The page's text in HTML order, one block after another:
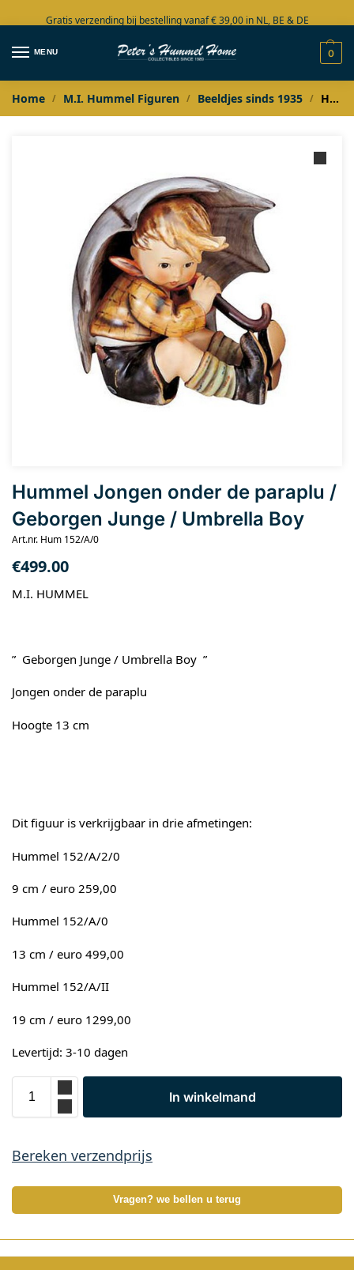
Gratis verzending bij bestelling vanaf € 39,00 in NL, BE & DE
Grote collectie in voorraad
MENU 0
Home / M.I. Hummel Figuren / Beeldjes sinds 1935 / Hummel Jongen onder de paraplu / Geborgen Junge / Umbrella Boy
Hummel Jongen onder de paraplu /
Geborgen Junge / Umbrella Boy
Art.nr. Hum 152/A/0
€499.00
M.I. HUMMEL
” Geborgen Junge / Umbrella Boy ”
Jongen onder de paraplu
Hoogte 13 cm
Dit figuur is verkrijgbaar in drie afmetingen:
Hummel 152/A/2/0
9 cm / euro 259,00
Hummel 152/A/0
13 cm / euro 499,00
Hummel 152/A/II
19 cm / euro 1299,00
Levertijd: 3-10 dagen
In winkelmand
Bereken verzendprijs
Vragen? we bellen u terug